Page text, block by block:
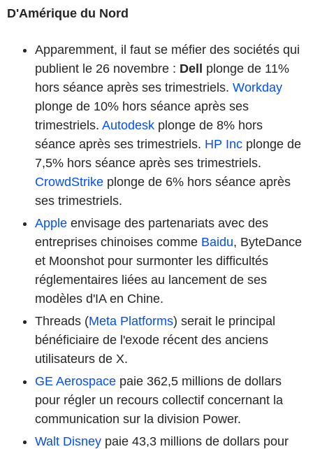
D'Amérique du Nord
Apparemment, il faut se méfier des sociétés qui
publient le 26 novembre : Dell plonge de 11%
hors séance après ses trimestriels. Workday
plonge de 10% hors séance après ses
trimestriels. Autodesk plonge de 8% hors
séance après ses trimestriels. HP Inc plonge de
7,5% hors séance après ses trimestriels.
CrowdStrike plonge de 6% hors séance après
ses trimestriels.
Apple envisage des partenariats avec des
entreprises chinoises comme Baidu, ByteDance
et Moonshot pour surmonter les difficultés
réglementaires liées au lancement de ses
modèles d'IA en Chine.
Threads (Meta Platforms) serait le principal
bénéficiaire de l'exode récent des anciens
utilisateurs de X.
GE Aerospace paie 362,5 millions de dollars
pour régler un recours collectif concernant la
communication sur la division Power.
Walt Disney paie 43,3 millions de dollars pour